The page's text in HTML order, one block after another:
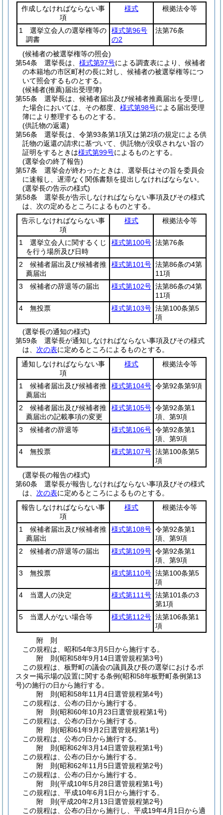
作成しなければならない事
項
様式 根拠法令等
1 選挙立会人の選挙権等の
調書
様式第96号
の2
法第76条
(候補者の被選挙権等の照会)
第54条
選挙長は、 様式第97号による調査表により、候補者
の本籍地の市区町村の長に対し、候補者の被選挙権等につ
いて照会するものとする。
(候補者(推薦)届出受理簿)
第55条
選挙長は、候補者届出及び候補者推薦届出を受理し
た場合においては、その都度、 様式第98号による届出受理
簿により整理するものとする。
(供託物の返還)
第56条
選挙長は、令第93条第1項又は第2項の規定による供
託物の返還の請求に基づいて、供託物が没収されない旨の
証明をするときは様式第99号によるものとする。
(選挙会の終了報告)
第57条
選挙会が終わったときは、選挙長はその旨を委員会
に速報し、遅滞なく関係書類を提出しなければならない。
(選挙長の告示の様式)
第58条
選挙長が告示しなければならない事項及びその様式
は、次の定めるところによるものとする。
告示しなければならない事
項
様式 根拠法令等
1 選挙立会人に関するくじ
を行う場所及び日時
様式第100号 法第76条
2 候補者届出及び候補者推
薦届出
様式第101号 法第86条の4第
11項
3 候補者の辞退等の届出
様式第102号 法第86条の4第
11項
4 無投票
様式第103号 法第100条第5
項
(選挙長の通知の様式)
第59条
選挙長が通知しなければならない事項及びその様式
は、 次の表に定めるところによるものとする。
通知しなければならない事
項
様式 根拠法令等
1 候補者届出及び候補者推
薦届出
様式第104号 令第92条第9項
2 候補者届出及び候補者推
薦届出の記載事項の変更
様式第105号 令第92条第1
項、第9項
3 候補者の辞退等
様式第106号 令第92条第1
項、第9項
4 無投票
様式第107号 法第100条第5
項
(選挙長の報告の様式)
第60条
選挙長が報告しなければならない事項及びその様式
は、 次の表に定めるところによるものとする。
報告しなければならない事
項
様式 根拠法令等
1 候補者届出及び候補者推
薦届出
様式第108号 令第92条第1
項、第9項
2 候補者の辞退等の届出
様式第109号 令第92条第1
項、第9項
3 無投票
様式第110号 法第100条第5
項
4 当選人の決定
様式第111号 法第101条の3
第1項
5 当選人がない場合等
様式第112号 法第106条第1
項
附 則
この規程は、昭和54年3月5日から施行する。
附 則(昭和58年9月14日選管規程第3号)
この規程は、板野町の議会の議員及び長の選挙におけるポ
スター掲示場の設置に関する条例(昭和58年板野町条例第13
号)の施行の日から施行する。
附 則(昭和58年11月4日選管規程第4号)
この規程は、公布の日から施行する。
附 則(昭和60年10月23日選管規程第1号)
この規程は、公布の日から施行する。
附 則(昭和61年9月2日選管規程第1号)
この規程は、公布の日から施行する。
附 則(昭和62年3月14日選管規程第1号)
この規程は、公布の日から施行する。
附 則(昭和62年11月5日選管規程第2号)
この規程は、公布の日から施行する。
附 則(平成10年5月28日選管規程第1号)
この規程は、平成10年6月1日から施行する。
附 則(平成20年2月13日選管規程第2号)
この規程は、公布の日から施行し、平成19年4月1日から適